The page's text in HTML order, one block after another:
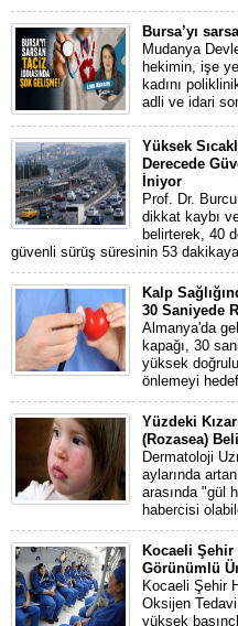
Bursa’yı
Mudanya
hekimin, işe
kadını
adli ve idari
Yüksek
Derecede
İniyor
Prof. Dr.
dikkat kaybı
belirterek, 40
güvenli sürüş süresinin 53
Kalp
30 Saniyede
Almanya'da
kapağı, 30
yüksek
önlemeyi
Yüzdeki
(Rozasea)
Dermatoloji
aylarında
arasında "gül
habercisi
Kocaeli
Görünümlü
Kocaeli Şehir
Oksijen Tedavi
yüksek